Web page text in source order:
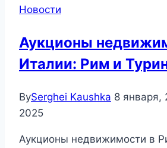
Новости
Аукционы
Италии: Рим и
BySerghei Kaushka 8 января,
2025
Аукционы недвижимости в